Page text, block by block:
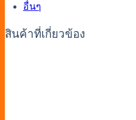
อื่นๆ
สินค้าที่เกี่ยวข้อง